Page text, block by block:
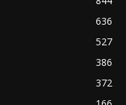
636
527
386
372